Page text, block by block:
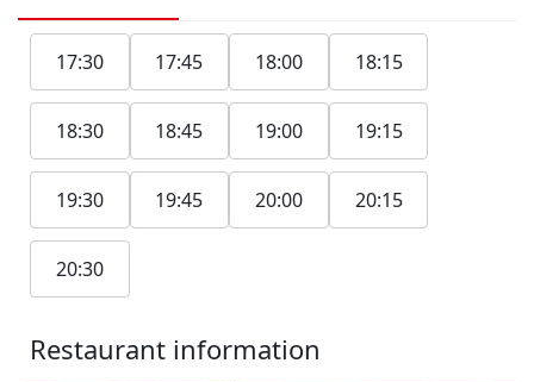
17:30 17:45 18:00 18:15
18:30 18:45 19:00 19:15
19:30 19:45 20:00 20:15
20:30
Restaurant information